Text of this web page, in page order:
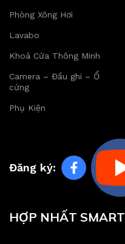
Phòng Xông Hơi
Lavabo
Khoá Cửa Thông Minh
Camera – Đầu ghi – Ổ
cứng
Phụ Kiện
Đăng ký:
HỢP NHẤT SMART